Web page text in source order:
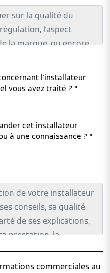
l'installateur
vous avez traité ? *
cet installateur
à une connaissance ? *
commerciales au